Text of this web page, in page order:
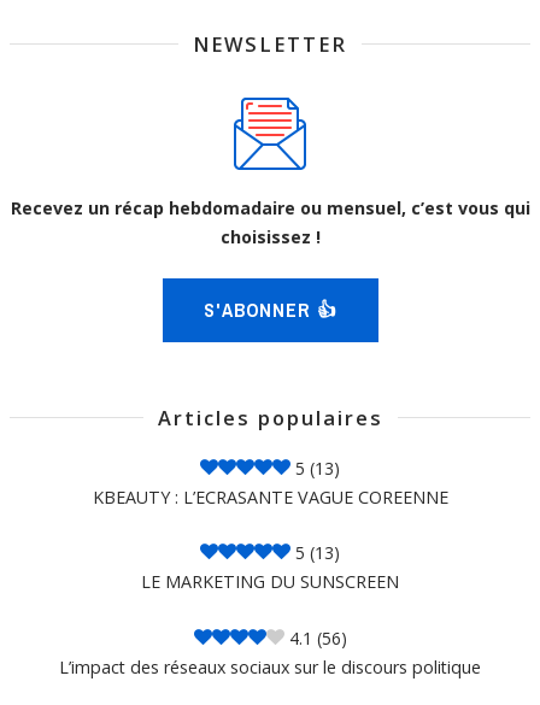
NEWSLETTER
Recevez un récap hebdomadaire ou mensuel, c’est vous qui
choisissez !
S'ABONNER 👍
Articles populaires
5 (13)
KBEAUTY : L’ECRASANTE VAGUE COREENNE
5 (13)
LE MARKETING DU SUNSCREEN
4.1 (56)
L’impact des réseaux sociaux sur le discours politique